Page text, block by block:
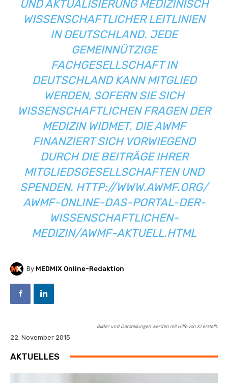
ND AKTUALISIERUNG MEDIZINISCH W
ISSENSCHAFTLICHER LEITLINIEN I
N DEUTSCHLAND. JEDE G
EMEINNÜTZIGE F
ACHGESELLSCHAFT IN D
EUTSCHLAND KANN MITGLIED W
ERDEN, SOFERN SIE SICH W
ISSENSCHAFTLICHEN FRAGEN DER M
EDIZIN WIDMET. DIE AWMF F
INANZIERT SICH VORWIEGEND D
URCH DIE BEITRÄGE IHRER M
ITGLIEDSGESELLSCHAFTEN UND S
PENDEN. HTTP://WWW.AWMF.ORG/
AWMF-ONLINE-DAS-PORTAL-DER-
WISSENSCHAFTLICHEN-
MEDIZIN/AWMF-AKTUELL.HTML
By MEDMIX Online-Redaktion
Bilder und Darstellungen werden mit Hilfe von KI erstellt.
22. November 2015
AKTUELLES